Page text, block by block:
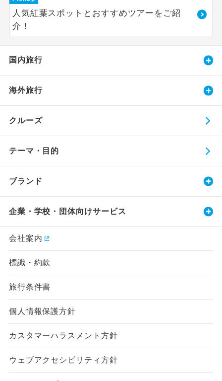
人気紅葉スポットとおすすめツアーをご紹
介！
国内旅行
海外旅行
クルーズ
テーマ・目的
ブランド
企業・学校・団体向けサービス
会社案内
標識・約款
旅行条件書
個人情報保護方針
カスタマーハラスメント方針
ウェブアクセシビリティ方針